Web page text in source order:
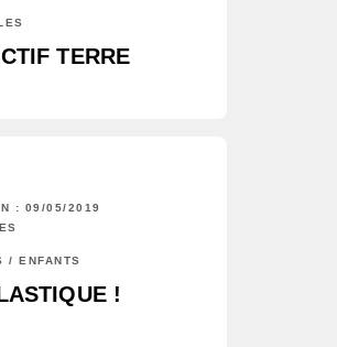
TERRE
: 09/05/2019
/ ENFANTS
!